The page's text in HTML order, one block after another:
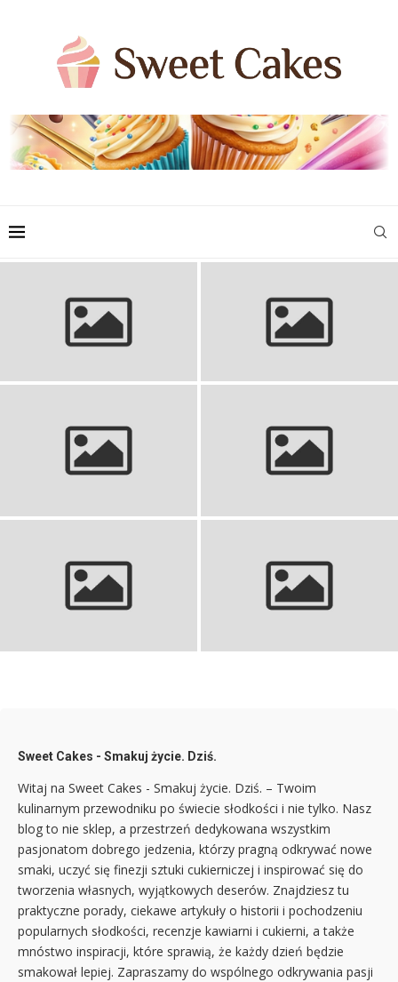
Sen o pieniądzach: sennik,
Sennik morderstwo: Sen o
śmierci bliskiej osoby oznacza
Humus przepis: Kremowy,
Sprawdzony przepis na
Sweet Cakes - Smakuj życie. Dziś.
Witaj na Sweet Cakes - Smakuj życie. Dziś. – Twoim
kulinarnym przewodniku po świecie słodkości i nie tylko. Nasz
blog to nie sklep, a przestrzeń dedykowana wszystkim
pasjonatom dobrego jedzenia, którzy pragną odkrywać nowe
smaki, uczyć się finezji sztuki cukierniczej i inspirować się do
tworzenia własnych, wyjątkowych deserów. Znajdziesz tu
praktyczne porady, ciekawe artykuły o historii i pochodzeniu
popularnych słodkości, recenzje kawiarni i cukierni, a także
mnóstwo inspiracji, które sprawią, że każdy dzień będzie
smakował lepiej. Zapraszamy do wspólnego odkrywania pasji